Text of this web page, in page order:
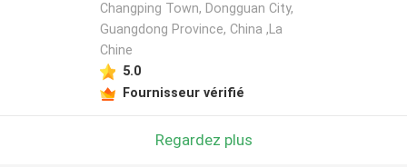
Changping Town, Dongguan City,
Guangdong Province, China ,La
Chine
5.0
Fournisseur vérifié
Regardez plus